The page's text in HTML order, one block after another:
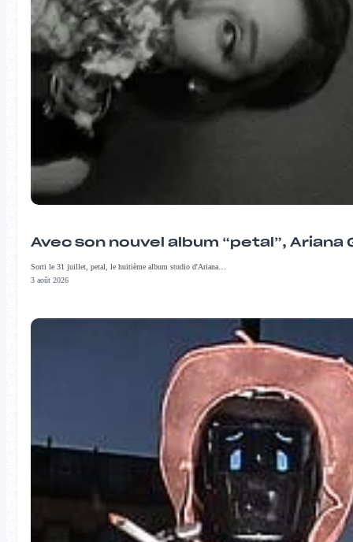
Avec son nouvel album “petal”,
Sorti le 31 juillet, petal, le huitième album studio d'Ariana…
3 août 2026